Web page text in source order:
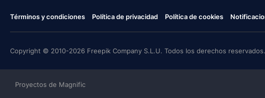
Términos y condiciones Política de privacidad Política de cookies
Copyright © 2010-2026 Freepik Company S.L.U. Todos los derechos reservados.
Proyectos de Magnific